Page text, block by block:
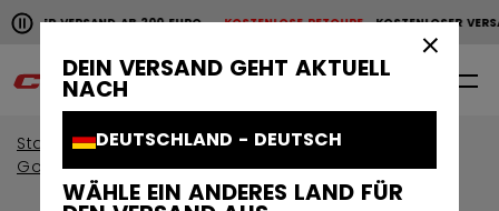
DEIN VERSAND GEHT AKTUELL
NACH
DEUTSCHLAND - DEUTSCH
WÄHLE EIN ANDERES LAND FÜR
Horizontale Bildlaufanimation anhalten.
VERSAND AB 200 EUROKOSTENLOSE RETOURE KOSTENLOSER
KOSTENLOSER VERSAND AB 200 EURO KOSTENLOSE
0
Start Bekleidung
Sammlungen
Golfbekleidung